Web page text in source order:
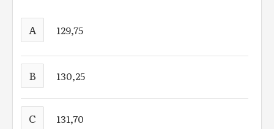
A 129,75
B 130,25
C 131,70